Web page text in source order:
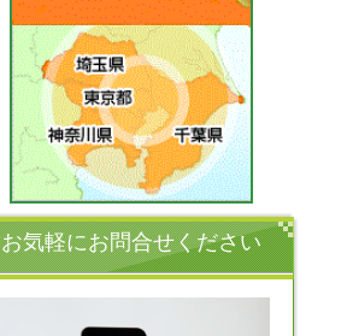
お気軽にお問合せください